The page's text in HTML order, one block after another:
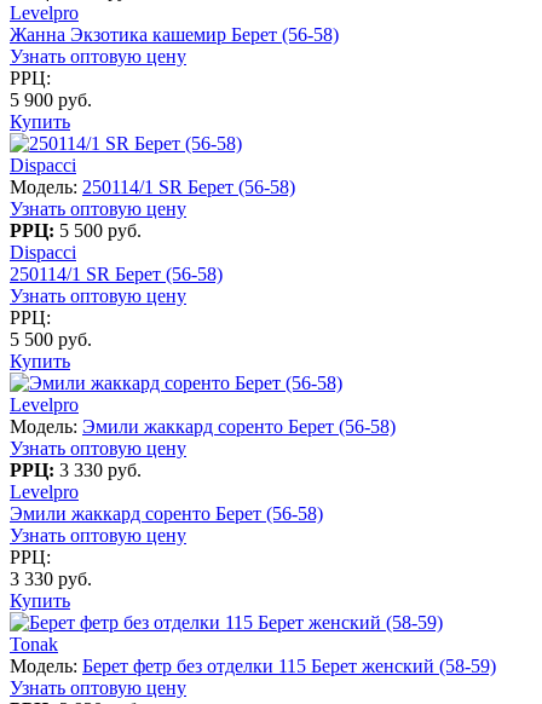
Levelpro
Жанна Экзотика кашемир Берет (56-58)
Узнать оптовую цену
РРЦ:
5 900 руб.
Купить
Dispacci
Модель: 250114/1 SR Берет (56-58)
Узнать оптовую цену
РРЦ: 5 500 руб.
Dispacci
250114/1 SR Берет (56-58)
Узнать оптовую цену
РРЦ:
5 500 руб.
Купить
Levelpro
Модель: Эмили жаккард соренто Берет (56-58)
Узнать оптовую цену
РРЦ: 3 330 руб.
Levelpro
Эмили жаккард соренто Берет (56-58)
Узнать оптовую цену
РРЦ:
3 330 руб.
Купить
Tonak
Модель: Берет фетр без отделки 115 Берет женский (58-59)
Узнать оптовую цену